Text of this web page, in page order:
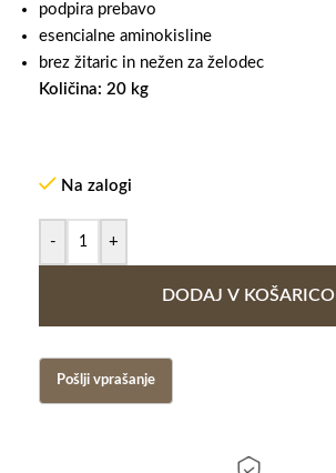
podpira prebavo
esencialne aminokisline
brez žitaric in nežen za želodec
Količina: 20 kg
Na zalogi
- +
DODAJ V KOŠARICO